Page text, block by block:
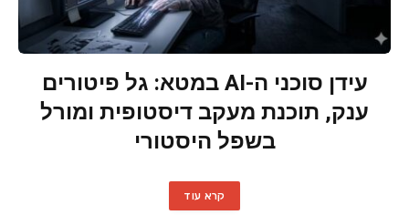
עידן סוכני ה-AI במטא: גל פיטורים
ענק, תוכנת מעקב דיסטופית ומורל
בשפל היסטורי
קרא עוד